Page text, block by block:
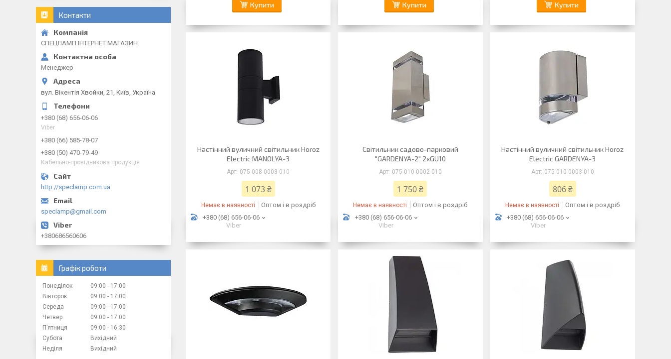
Купити Купити Купити
Настінний вуличний світильник Horoz
Electric MANOLYA-3
075-008-0003-010
1 073 ₴
Немає в наявності
Оптом і в роздріб
+380 (68) 656-06-06
Viber
Світильник садово-парковий
"GARDENYA-2" 2xGU10
075-010-0002-010
1 750 ₴
Немає в наявності
Оптом і в роздріб
+380 (68) 656-06-06
Viber
Настінний вуличний світильник Horoz
Electric GARDENYA-3
075-010-0003-010
806 ₴
Немає в наявності
Оптом і в роздріб
+380 (68) 656-06-06
Viber
Контакти
СПЕЦЛАМП ІНТЕРНЕТ МАГАЗИН
Менеджер
вул. Вікентія Хвойки, 21, Київ, Україна
+380 (68) 656-06-06
Viber
+380 (66) 585-78-07
+380 (50) 470-79-49
Кабельно-провідникова продукція
http://speclamp.com.ua
speclamp@gmail.com
+380686560606
Графік роботи
Понеділок 09:00
17:00
Вівторок
09:00
17:00
Середа
09:00
17:00
Четвер
09:00
17:00
Пʼятниця
09:00
16:30
Субота
Вихідний
Неділя
Вихідний